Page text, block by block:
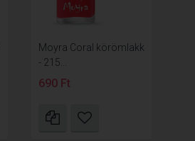
Moyra Coral körömlakk
- 215...
690 Ft